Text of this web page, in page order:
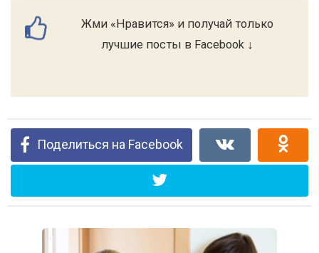
Жми «Нравится» и получай только
лучшие посты в Facebook ↓
Поделиться на Facebook